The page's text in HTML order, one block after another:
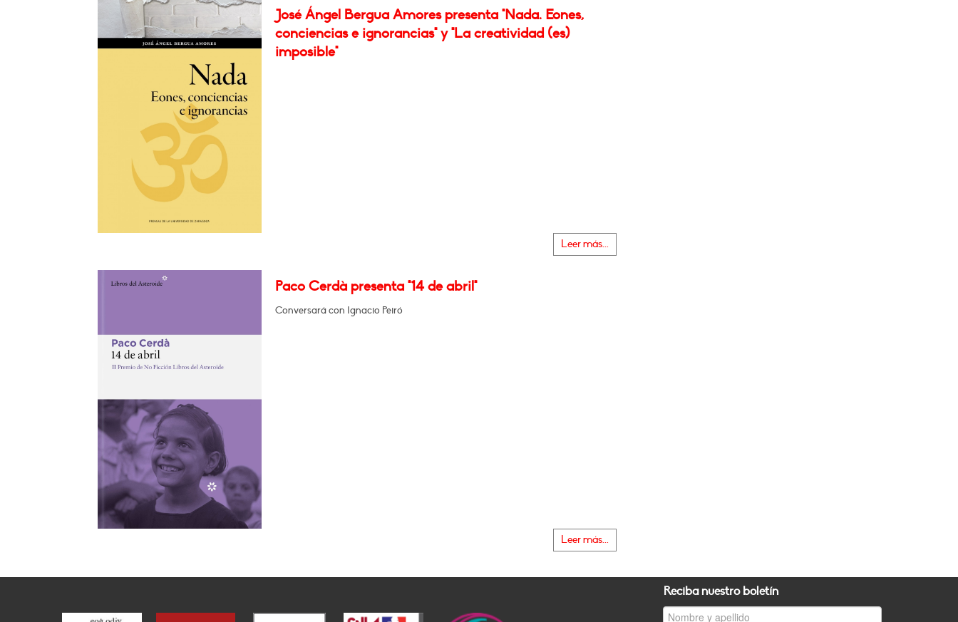
José Ángel Bergua Amores presenta "Nada. Eones,
conciencias e ignorancias" y "La creatividad (es)
imposible"
Leer más...
Paco Cerdà presenta "14 de abril"
Conversará con Ignacio Peiró
Leer más...
Reciba nuestro boletín